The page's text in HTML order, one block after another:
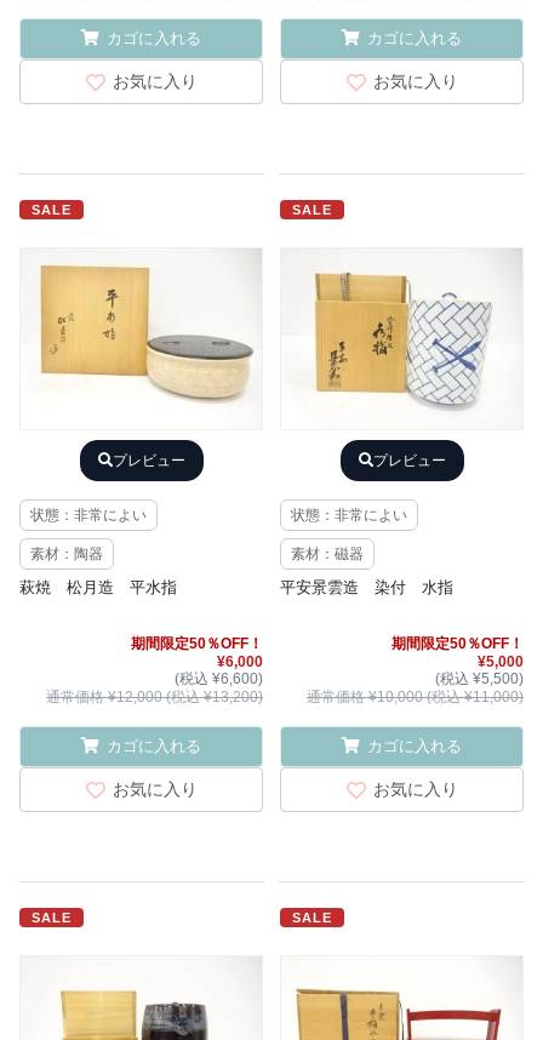
カゴに入れる
お気に入り
カゴに入れる
お気に入り
SALE
プレビュー
状態：非常によい
素材：陶器
萩焼 松月造 平水指
期間限定50％OFF！
¥6,000
(税込 ¥6,600)
通常価格 ¥12,000 (税込 ¥13,200)
カゴに入れる
お気に入り
SALE
プレビュー
状態：非常によい
素材：磁器
平安景雲造 染付 水指
期間限定50％OFF！
¥5,000
(税込 ¥5,500)
通常価格 ¥10,000 (税込 ¥11,000)
カゴに入れる
お気に入り
SALE SALE